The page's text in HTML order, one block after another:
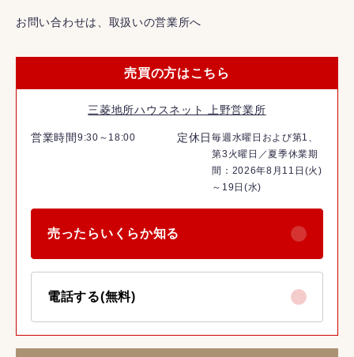
お問い合わせは、取扱いの営業所へ
売買の方はこちら
三菱地所ハウスネット 上野営業所
営業時間 9:30～18:00 定休日毎週水曜日および第1、
第3火曜日／夏季休業期
間：2026年8月11日(火)
～19日(水)
売ったらいくらか知る
電話する(無料)